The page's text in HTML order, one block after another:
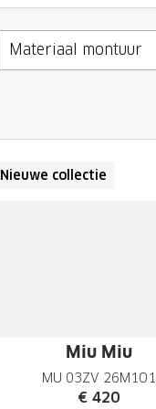
Materiaal montuur
Nieuwe collectie
Miu Miu
MU 03ZV 26M1O1
€ 420